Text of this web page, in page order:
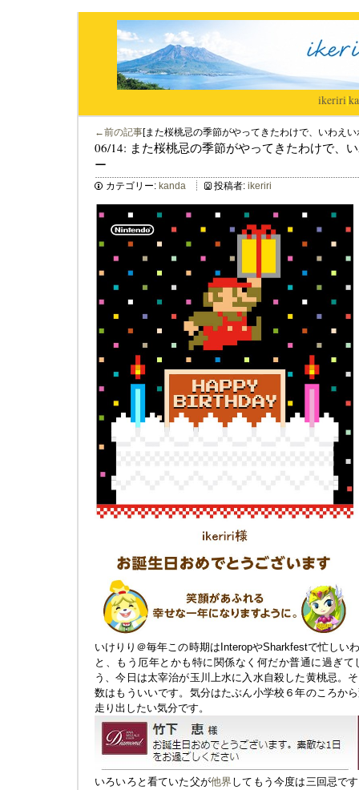
ikeriri|
←前の記事[また桜桃忌の季節がやってきたわけで、いわえ
06/14: また桜桃忌の季節がやってきたわけで、
ー
カテゴリー: kanda 投稿者: ikeriri
いけりり＠毎年この時期はInteropやSharkfestで忙しい
と、もう厄年とかも特に関係なく何だか普通に過ぎ
う、今日は太宰治が玉川上水に入水自殺した黄桃忌。
数はもういいです。気分はたぶん小学校６年のころか
走り出したい気分です。
いろいろと看ていた父が他界 してもう今度は三回忌で